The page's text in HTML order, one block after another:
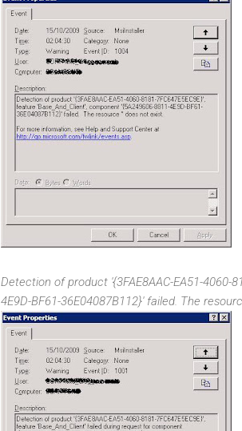
Detection of product '{3FAE8AAC-EA51-4060-
4E9D-BF61-36E04087B112}' failed. The